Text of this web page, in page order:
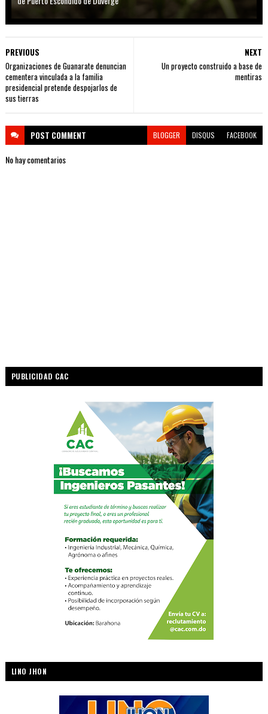
NEXT
Un proyecto construido a base de
mentiras
PREVIOUS
Organizaciones de Guanarate denuncian
cementera vinculada a la familia
presidencial pretende despojarlos de
sus tierras
POST COMMENT BLOGGER DISQUS FACEBOOK
No hay comentarios
PUBLICIDAD CAC
LINO JHON